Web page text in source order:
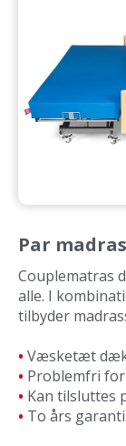
Par madras
Couplematras
alle. I
tilbyder
• Væsketæt
• Problemfri
• Kan tilsluttes
• To års garanti